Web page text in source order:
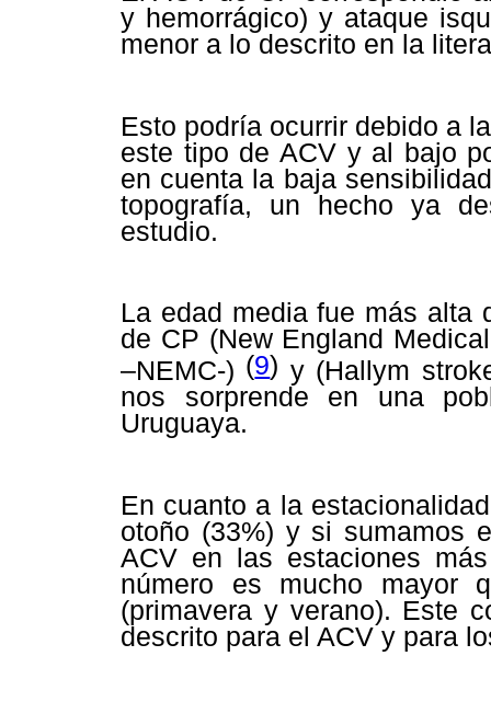
y hemorrágico) y ataque
menor a lo descrito en la
Esto podría ocurrir debido a
este tipo de ACV y al bajo
en cuenta la baja
topografía, un hecho ya
estudio.
La edad media fue más alta
de CP (New England
–NEMC-) (9) y (Hallym
nos sorprende en una
Uruguaya.
En cuanto a la
otoño (33%) y si sumamos
ACV en las estaciones
número es mucho mayor
(primavera y verano). Este
descrito para el ACV y para